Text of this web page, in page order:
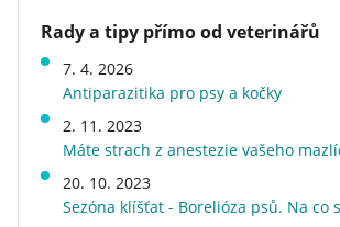
Značka
Hill's
Velikost psa v dospělosti
Stáří psa
dospělý
Příchuť (Protein)
Kvalita
Energetická hodnota
Hmotnost
18 kg
Rady a tipy přímo od veterinářů
7. 4. 2026
Antiparazitika pro psy a kočky
2. 11. 2023
Máte strach z anestezie vašeho
20. 10. 2023
Sezóna klíšťat - Borelióza psů. Na co